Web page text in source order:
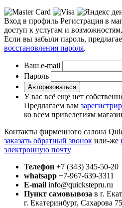
Вход в профиль Регистрация в
доступ к услугам и
Если вы забыли пароль,
восстановления пароля.
Ваш e-mail
Пароль
Авторизоваться
У вас всё еще нет
Предлагаем вам
ко всем привелегиям
Контакты фирменного салона
заказать обратный звонок или-же
электронную почту
Телефон +7 (343) 345-50-20
whatsapp +7-967-639-3311
E-mail info@quickstepru.ru
Пункт самовывоза в г.
г. Екатеринбург, Сахарова 75